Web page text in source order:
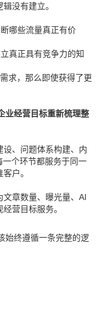
没有建立。
哪些流量真正有价
真正具有竞争力的知
求，那么即使获得了更
业经营目标重新梳理整
、问题体系构建、内
个环节都服务于同一
户。
章数量、曝光量、AI
营目标服务。
始终遵循一条完整的逻